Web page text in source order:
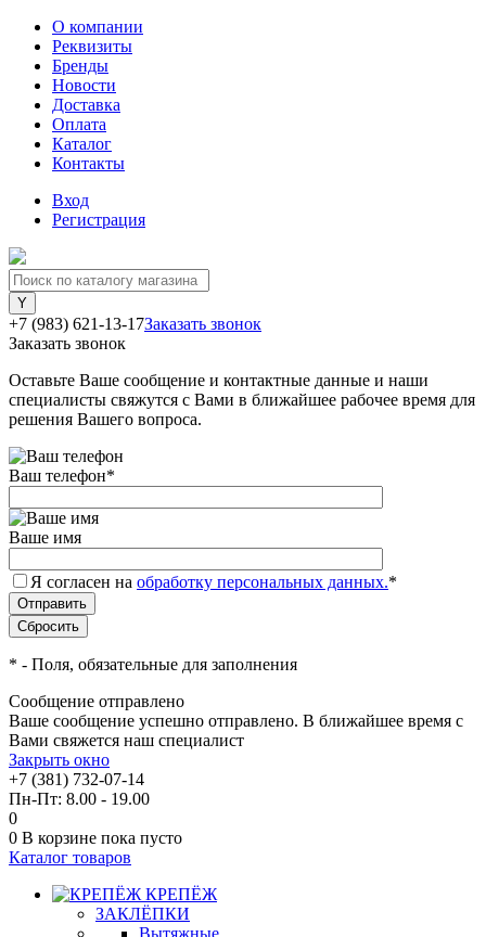
О компании
Реквизиты
Бренды
Новости
Доставка
Оплата
Каталог
Контакты
Вход
Регистрация
+7 (983) 621-13-17Заказать звонок
Заказать звонок
Оставьте Ваше сообщение и контактные данные и наши
специалисты свяжутся с Вами в ближайшее рабочее время для
решения Вашего вопроса.
Ваш телефон*
Ваше имя
Я согласен на обработку персональных данных.*
* - Поля, обязательные для заполнения
Сообщение отправлено
Ваше сообщение успешно отправлено. В ближайшее время с
Вами свяжется наш специалист
Закрыть окно
+7 (381) 732-07-14
Пн-Пт: 8.00 - 19.00
0
0 В корзине пока пусто
Каталог товаров
КРЕПЁЖ
ЗАКЛЁПКИ
Вытяжные